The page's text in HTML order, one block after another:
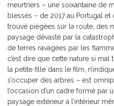
meurtriers – une soixantaine de
blessés – de 2017 au Portugal
trouvé piégées sur la route, des
paysage dévasté par la
de terres ravagées par les
c’est dire que cette nature si mal
la petite fille dans le film,
s’occuper des arbres – est
l’occasion d’un cadre formé par
paysage extérieur à l’intérieur